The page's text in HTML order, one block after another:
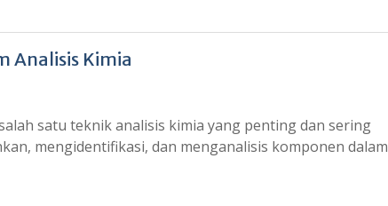
Analisis Kimia
satu teknik analisis kimia yang penting dan sering
mengidentifikasi, dan menganalisis komponen dalam